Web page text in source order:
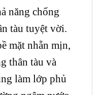
năng chống
tàu tuyệt vời.
mặt nhẵn mịn,
thân tàu và
làm lớp phủ